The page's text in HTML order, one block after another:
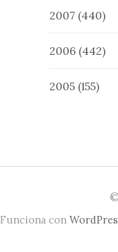
2007 (440)
2006 (442)
2005 (155)
Funciona con